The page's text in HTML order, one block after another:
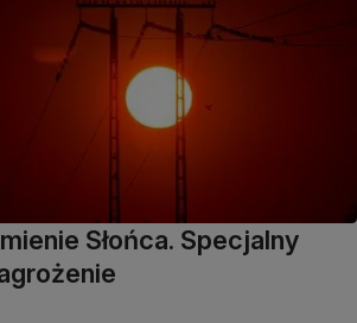
Słońca. Specjalny